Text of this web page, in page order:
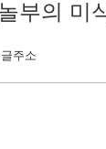
부의 미
글주소